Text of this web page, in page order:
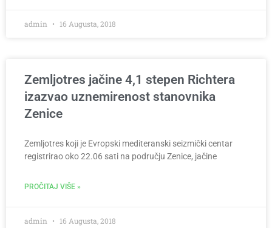
admin 16 Augusta, 2018
Zemljotres jačine 4,1 stepen Richtera
izazvao uznemirenost stanovnika
Zenice
Zemljotres koji je Evropski mediteranski seizmički centar
registrirao oko 22.06 sati na području Zenice, jačine
PROČITAJ VIŠE »
admin 16 Augusta, 2018